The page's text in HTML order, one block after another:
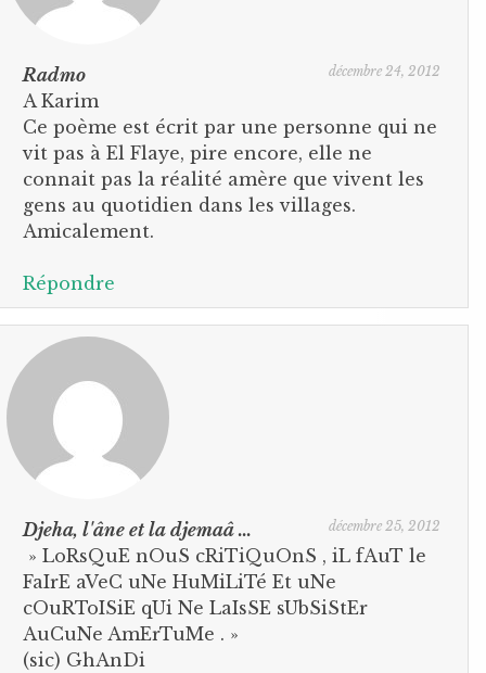
Radmo décembre 24, 2012
A Karim
Ce poème est écrit par une personne qui ne
vit pas à El Flaye, pire encore, elle ne
connait pas la réalité amère que vivent les
gens au quotidien dans les villages.
Amicalement.
Répondre
Djeha, l'âne et la djemaâ ... décembre 25, 2012
» LoRsQuE nOuS cRiTiQuOnS , iL fAuT le
FaIrE aVeC uNe HuMiLiTé Et uNe
cOuRToISiE qUi Ne LaIsSE sUbSiStEr
AuCuNe AmErTuMe . »
(sic) GhAnDi